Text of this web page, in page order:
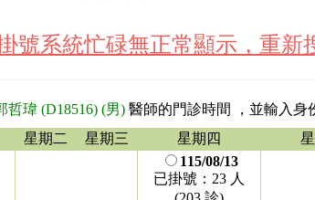
號系統忙碌無正常顯示，重新
哲瑋 (D18516) (男) 醫師的門診時間 ，並輸入身